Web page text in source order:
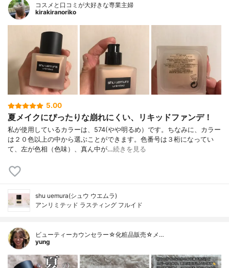
コスメと口コミが大好きな専業主婦
kirakiranoriko
5.00
夏メイクにぴったりな崩れにくい、リキッドファンデ！
私が使用しているカラーは、574(やや明るめ）です。ちなみに、カラー
は２０色以上の中から選ぶことができます。色番号は３桁になってい
て、左が色相（色味）、真ん中が…続きを見る
shu uemura(シュウ ウエムラ)
アンリミテッド ラスティング フルイド
ビューティーカウンセラー☆化粧品販売☆メ…
yung